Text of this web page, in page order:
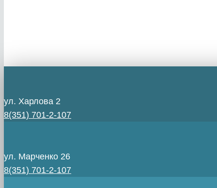
ул. Харлова 2
8(351) 701-2-107
ул. Марченко 26
8(351) 701-2-107